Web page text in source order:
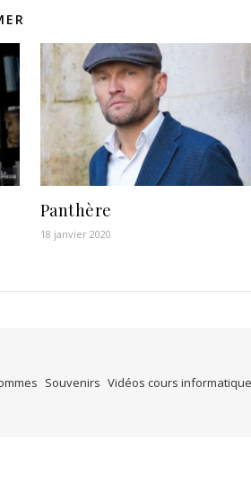
Panthère
18 janvier 2020
Souvenirs Vidéos cours informatique